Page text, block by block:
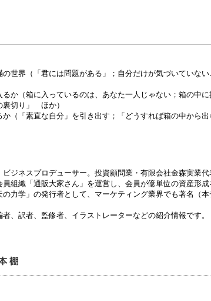
世界（「君には問題がある」；自分だけが気づいていな
か（箱に入っているのは、あなた一人じゃない；箱の中
裏切り」 ほか）
（「素直な自分」を引き出す；「どうすれば箱の中から
ジネスプロデューサー。投資顧問業・有限会社金森実業
組織「通販大家さん」を運営し、会員が億単位の資産形
力学」の発行者として、マーケティング業界でも著名（
、訳者、監修者、イラストレーターなどの紹介情報です。